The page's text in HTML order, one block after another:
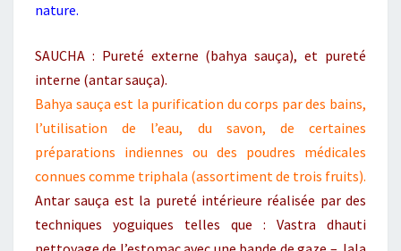
nature.
SAUCHA : Pureté externe (bahya sauça), et pureté
interne (antar sauça).
Bahya sauça est la purification du corps par des bains,
l’utilisation de l’eau, du savon, de certaines
préparations indiennes ou des poudres médicales
connues comme triphala (assortiment de trois fruits).
Antar sauça est la pureté intérieure réalisée par des
techniques yoguiques telles que : Vastra dhauti